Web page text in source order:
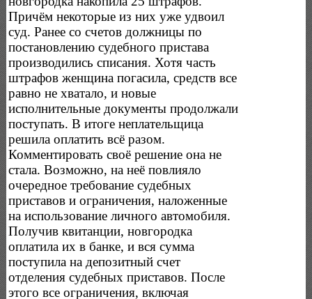
Причём некоторые из них уже удвоил
суд. Ранее со счетов должницы по
постановлению судебного пристава
производились списания. Хотя часть
штрафов женщина погасила, средств все
равно не хватало, и новые
исполнительные документы продолжали
поступать. В итоге неплательщица
решила оплатить всё разом.
Комментировать своё решение она не
стала. Возможно, на неё повлияло
очередное требование судебных
приставов и ограничения, наложенные
на использование личного автомобиля.
Получив квитанции, новгородка
оплатила их в банке, и вся сумма
поступила на депозитный счет
отделения судебных приставов. После
этого все ограничения, включая